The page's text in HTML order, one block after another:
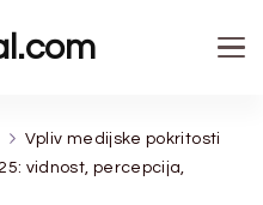
Vpliv medijske pokritosti
vidnost, percepcija,